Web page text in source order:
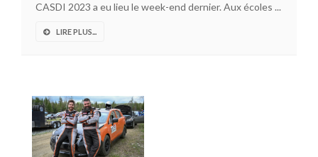
CASDI 2023 a eu lieu le week-end dernier. Aux écoles ...
LIRE PLUS...